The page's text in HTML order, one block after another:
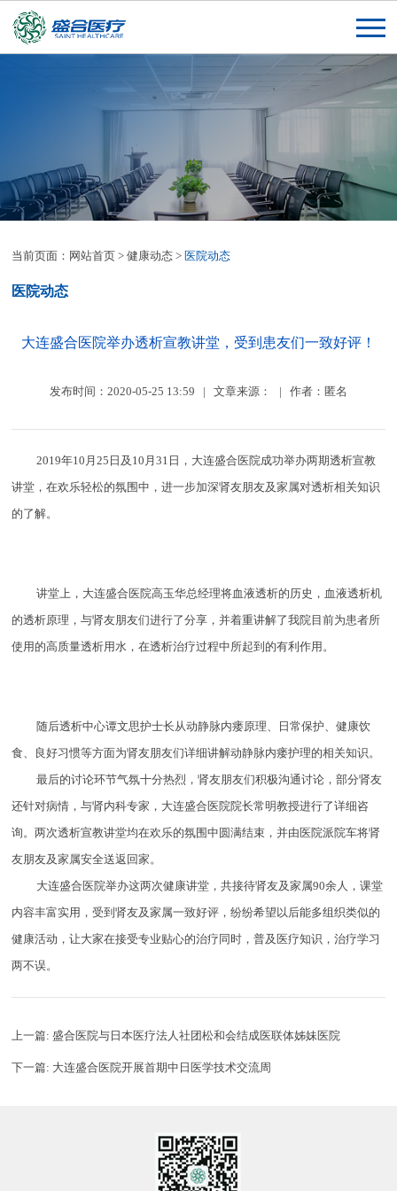
当前页面： 网站首页 >健康动态 > 医院动态
医院动态
大连盛合医院举办透析宣教讲堂，受到患友们一致好评！
发布时间：2020-05-25 13:59 | 文章来源： | 作者：匿名
2019年10月25日及10月31日，大连盛合医院成功举办两期透析宣教
讲堂，在欢乐轻松的氛围中，进一步加深肾友朋友及家属对透析相关知识
的了解。
讲堂上，大连盛合医院高玉华总经理将血液透析的历史，血液透析机
的透析原理，与肾友朋友们进行了分享，并着重讲解了我院目前为患者所
使用的高质量透析用水，在透析治疗过程中所起到的有利作用。
随后透析中心谭文思护士长从动静脉内瘘原理、日常保护、健康饮
食、良好习惯等方面为肾友朋友们详细讲解动静脉内瘘护理的相关知识。
最后的讨论环节气氛十分热烈，肾友朋友们积极沟通讨论，部分肾友
还针对病情，与肾内科专家，大连盛合医院院长常明教授进行了详细咨
询。两次透析宣教讲堂均在欢乐的氛围中圆满结束，并由医院派院车将肾
友朋友及家属安全送返回家。
大连盛合医院举办这两次健康讲堂，共接待肾友及家属90余人，课堂
内容丰富实用，受到肾友及家属一致好评，纷纷希望以后能多组织类似的
健康活动，让大家在接受专业贴心的治疗同时，普及医疗知识，治疗学习
两不误。
上一篇:盛合医院与日本医疗法人社团松和会结成医联体姊妹医院
下一篇: 大连盛合医院开展首期中日医学技术交流周